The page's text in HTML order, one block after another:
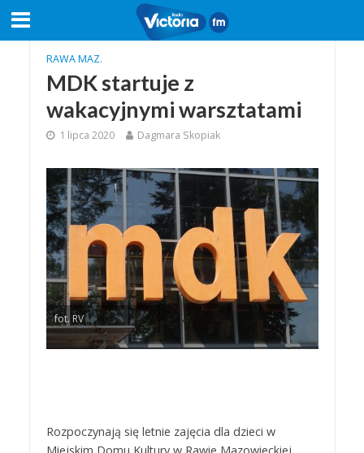
RAWA MAZ.
MDK startuje z
wakacyjnymi warsztatami
1 lipca 2020 Dagmara Skopiak
fot. RV
Rozpoczynają się letnie zajęcia dla dzieci w